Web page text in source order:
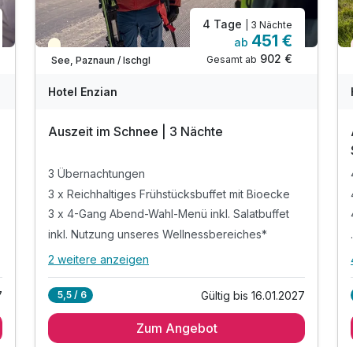
Saisonal verfügbar
See, Paznaun / Ischgl
4 Tage | 3 Nächte
ab 451 €
Gesamt ab 902 €
Hotel Enzian
Auszeit im Schnee | 3 Nächte
3 Übernachtungen
3 x Reichhaltiges Frühstücksbuffet mit Bioecke
3 x 4-Gang Abend-Wahl-Menü inkl. Salatbuffet
inkl. Nutzung unseres Wellnessbereiches*
Alle Inklusivleistungen
3 x Reichhaltiges Frühstücksbuffet mit Bioecke
2 weitere anzeigen
5,5 / 6 Gültig bis 16.01.2027
Zum Angebot